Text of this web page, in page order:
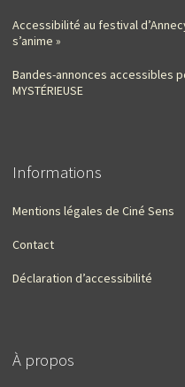
Accessibilité au festival
s’anime »
Bandes-annonces accessibles
MYSTÉRIEUSE
Informations
Mentions légales de Ciné Sens
Contact
Déclaration d’accessibilité
À propos